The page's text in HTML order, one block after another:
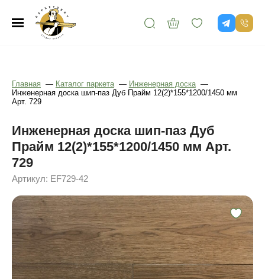
Главная — Каталог паркета — Инженерная доска —
Инженерная доска шип-паз Дуб Прайм 12(2)*155*1200/1450 мм
Арт. 729
Инженерная доска шип-паз Дуб
Прайм 12(2)*155*1200/1450 мм Арт.
729
Артикул: EF729-42